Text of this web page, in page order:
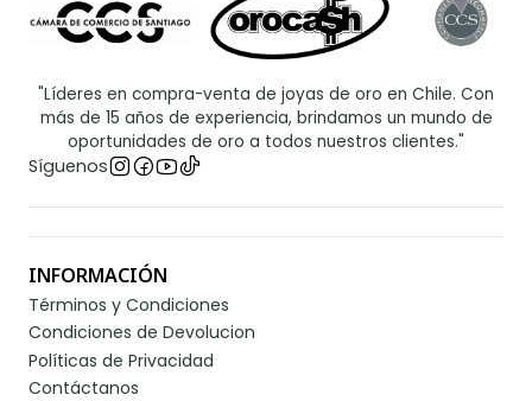
"Líderes en compra-venta de joyas de oro en Chile. Con
más de 15 años de experiencia, brindamos un mundo de
oportunidades de oro a todos nuestros clientes."
Síguenos
INFORMACIÓN
Términos y Condiciones
Condiciones de Devolucion
Políticas de Privacidad
Contáctanos